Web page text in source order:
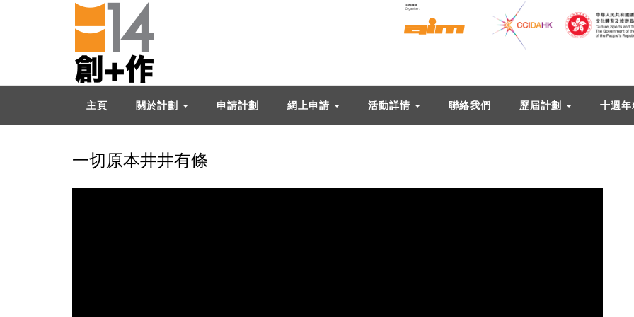
主頁 關於計劃 申請計劃 網上申請 活動詳情 聯絡我們 歷屆計劃 十週
一切原本井井有條